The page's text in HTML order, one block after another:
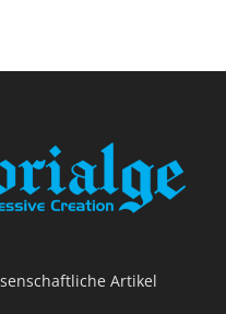
Artikel